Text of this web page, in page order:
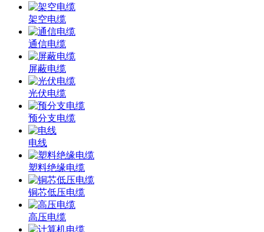
架空电缆
通信电缆
屏蔽电缆
光伏电缆
预分支电缆
电线
塑料绝缘电缆
铜芯低压电缆
高压电缆